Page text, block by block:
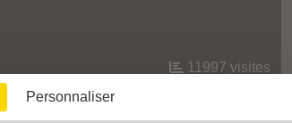
11997 visites
Personnaliser